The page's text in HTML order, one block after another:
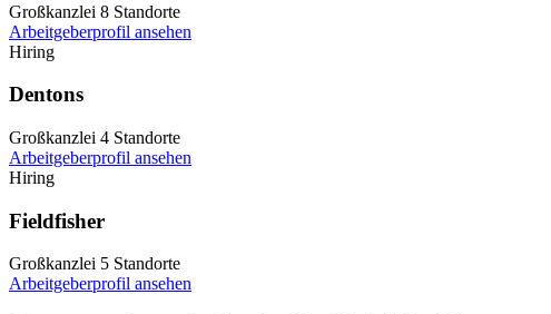
Großkanzlei 8 Standorte
Arbeitgeberprofil ansehen
Hiring
Dentons
Großkanzlei 4 Standorte
Arbeitgeberprofil ansehen
Hiring
Fieldfisher
Großkanzlei 5 Standorte
Arbeitgeberprofil ansehen